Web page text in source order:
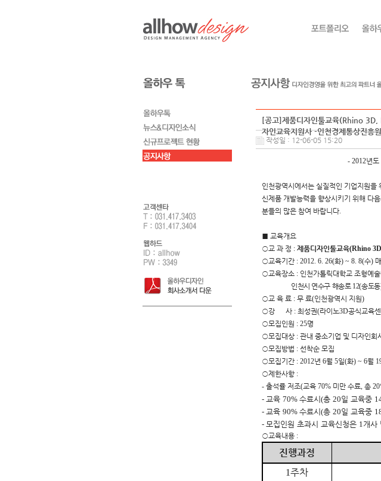
[공고]제품디자인툴교육(Rhino
자인교육지원사 -인천경제통상진흥원
작성일 : 12-06-05 15:20
- 2012년도
인천광역시에서는 실질적인 기업지원
신제품 개발능력을 향상시키기 위해 다
분들의 많은 참여 바랍니다.
■ 교육개요
○교 과 정 : 제품디자인툴교육(Rhino
○교육기간 : 2012. 6. 26(화) ~ 8. 8(수)
○교육장소 : 인천가톨릭대학교 조형예
인천시 연수구 해송로 12(송도동
○교 육 료 : 무 료(인천광역시 지원)
○강 사 : 최성권(라이노3D공식교육
○모집인원 : 25명
○모집대상 : 관내 중소기업 및 디자인회
○모집방법 : 선착순 모집
○모집기간 : 2012년 6월 5일(화) ~ 6월
○제한사항 :
- 출석률 저조(교육 70% 미만 수료, 총 20
- 교육 70% 수료시 (총 20일 교육중
- 교육 90% 수료시 (총 20일 교육중
- 모집인원 초과시 교육신청은 1개사
○교육내용 :
진행과정
1주차